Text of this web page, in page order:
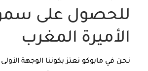
للحصول على
الأميرة المغرب
نحن في مابوكو نعتز بكوننا الوجهة